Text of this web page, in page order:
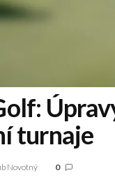
turnaje
Novotný 0